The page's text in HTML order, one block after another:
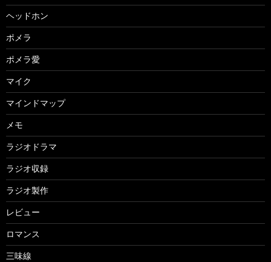
ヘッドホン
ポメラ
ポメラ愛
マイク
マインドマップ
メモ
ラジオドラマ
ラジオ収録
ラジオ製作
レビュー
ロマンス
三味線